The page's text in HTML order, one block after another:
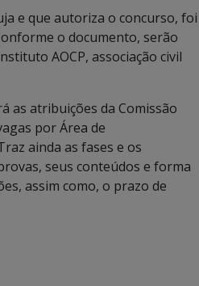
e que autoriza o concurso, foi
o documento, serão
AOCP, associação civil
as atribuições da Comissão
por Área de
ainda as fases e os
seus conteúdos e forma
assim como, o prazo de